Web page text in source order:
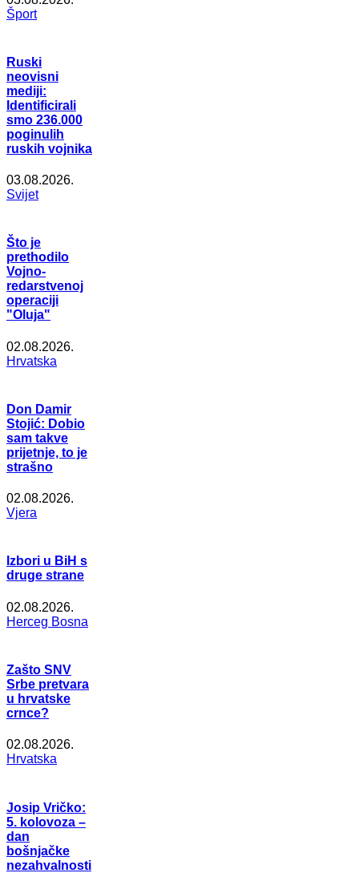
Šport
Ruski
neovisni
mediji:
Identificirali
smo 236.000
poginulih
ruskih vojnika
03.08.2026.
Svijet
Što je
prethodilo
Vojno-
redarstvenoj
operaciji
"Oluja"
02.08.2026.
Hrvatska
Don Damir
Stojić: Dobio
sam takve
prijetnje, to je
strašno
02.08.2026.
Vjera
Izbori u BiH s
druge strane
02.08.2026.
Herceg Bosna
Zašto SNV
Srbe pretvara
u hrvatske
crnce?
02.08.2026.
Hrvatska
Josip Vričko:
5. kolovoza –
dan
bošnjačke
nezahvalnosti